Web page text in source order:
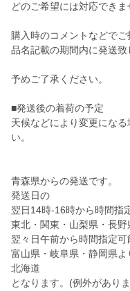
どのご希望には対応できま
購入時のコメントなどで
品名記載の期間内に発送致
予めご了承ください。
■発送後の着荷の予定
天候などにより変更にな
い。
青森県からの発送です。
発送日の
翌日14時-16時から時間指
東北・関東・山梨県・長野
翌々日午前から時間指定可
富山県・岐阜県・静岡県よ
北海道
となります。(例外があり